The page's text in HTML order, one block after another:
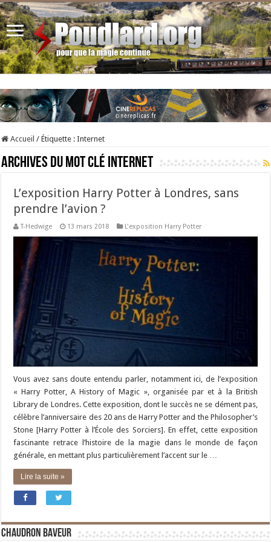
Accueil / Étiquette :Internet
Archives du mot clé Internet
L’exposition Harry Potter à Londres, sans
prendre l’avion ?
T-Hedwige 13 mars 2018 L'exposition Harry Potter
Vous avez sans doute entendu parler, notamment ici, de l’exposition
« Harry Potter, A History of Magic », organisée par et à la British
Library de Londres. Cette exposition, dont le succès ne se dément pas,
célèbre l’anniversaire des 20 ans de Harry Potter and the Philosopher’s
Stone [Harry Potter à l’École des Sorciers]. En effet, cette exposition
fascinante retrace l’histoire de la magie dans le monde de façon
générale, en mettant plus particulièrement l’accent sur le …
Lire la suite »
Chaudron Baveur